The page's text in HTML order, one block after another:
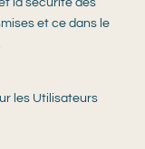
la sécurité des
et ce dans le
les Utilisateurs